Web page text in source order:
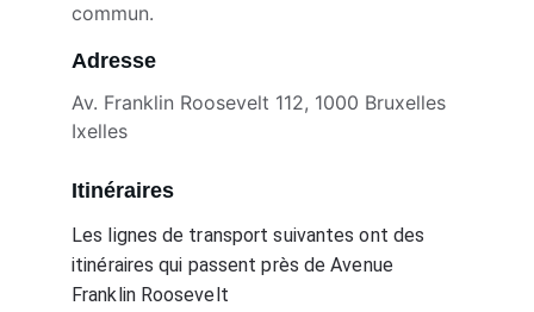
commun.
Adresse
Av. Franklin Roosevelt 112, 1000 Bruxelles
Ixelles
Itinéraires
Les lignes de transport suivantes ont des
itinéraires qui passent près de Avenue
Franklin Roosevelt